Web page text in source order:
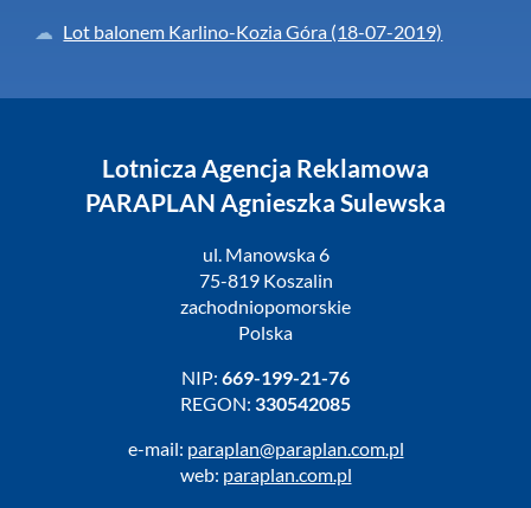
Lot balonem Karlino-Kozia Góra (18-07-2019)
Lotnicza Agencja Reklamowa
PARAPLAN Agnieszka Sulewska
ul. Manowska 6
75-819 Koszalin
zachodniopomorskie
Polska
NIP: 669-199-21-76
REGON: 330542085
e-mail: paraplan@paraplan.com.pl
web: paraplan.com.pl